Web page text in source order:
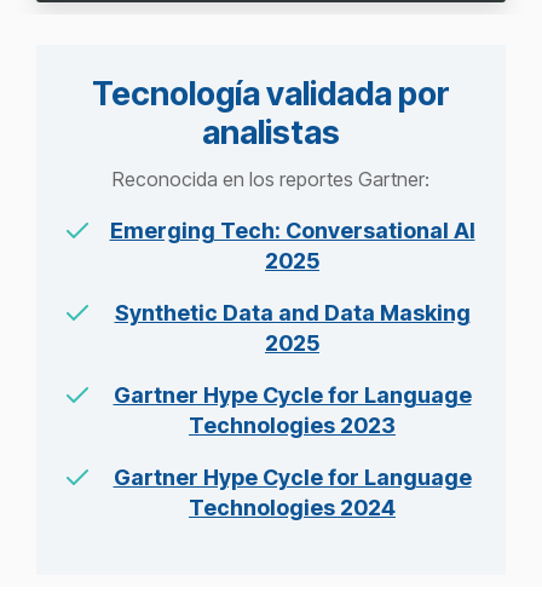
Tecnología validada por
analistas
Reconocida en los reportes Gartner:
Emerging Tech: Conversational AI
2025
Synthetic Data and Data Masking
2025
Gartner Hype Cycle for Language
Technologies 2023
Gartner Hype Cycle for Language
Technologies 2024